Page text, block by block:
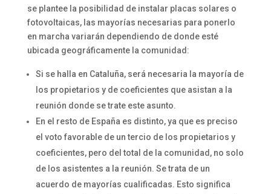
se plantee la posibilidad de instalar placas solares o
fotovoltaicas, las mayorías necesarias para ponerlo
en marcha variarán dependiendo de donde esté
ubicada geográficamente la comunidad:
Si se halla en Cataluña, será necesaria la mayoría de
los propietarios y de coeficientes que asistan a la
reunión donde se trate este asunto.
En el resto de España es distinto, ya que es preciso
el voto favorable de un tercio de los propietarios y
coeficientes, pero del total de la comunidad, no solo
de los asistentes a la reunión. Se trata de un
acuerdo de mayorías cualificadas. Esto significa